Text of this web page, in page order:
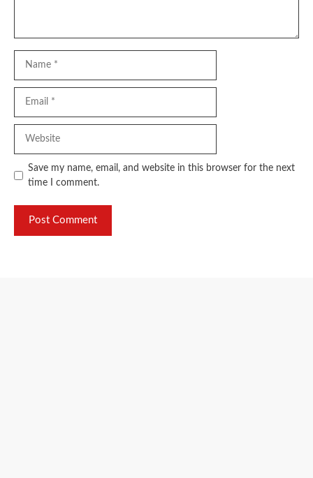
Save my name, email, and website in this browser for the next
time I comment.